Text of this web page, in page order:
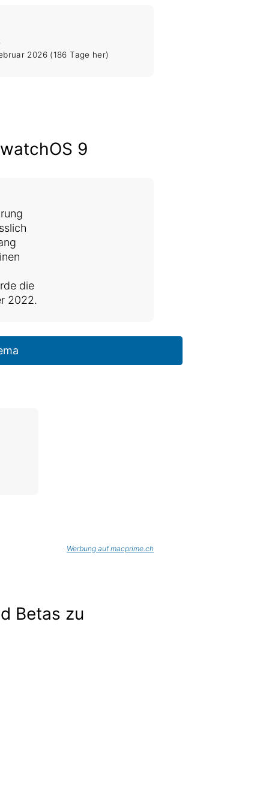
2026(186 Tage her)
9
die
2022.
Werbung auf macprime.ch
Betas zu